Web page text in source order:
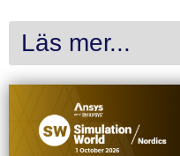
Läs mer...